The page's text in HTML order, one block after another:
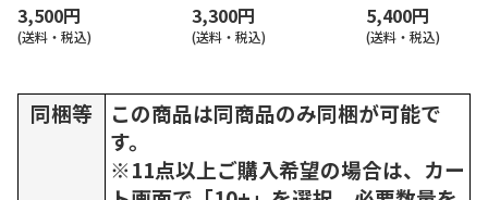
3,500円
(送料・税込)
3,300円
(送料・税込)
5,400円
(送料・税込)
同梱等
この商品は同商品のみ同梱が可能で
す。
※11点以上ご購入希望の場合は、カー